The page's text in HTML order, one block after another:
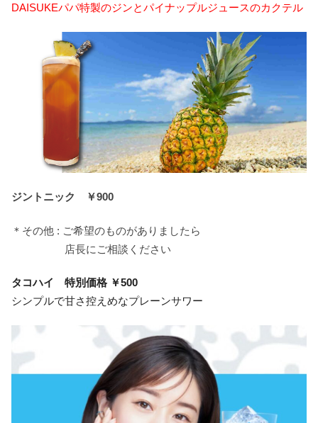
DAISUKEパパ特製のジンとパイナップルジュースのカクテル
ジントニック ￥900
＊その他 : ご希望のものがありましたら
店長にご相談ください
タコハイ 特別価格 ￥500
シンプルで甘さ控えめなプレーンサワー